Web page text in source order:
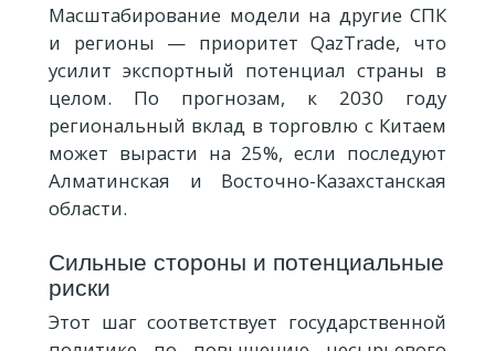
Масштабирование модели на другие СПК
и регионы — приоритет QazTrade, что
усилит экспортный потенциал страны в
целом. По прогнозам, к 2030 году
региональный вклад в торговлю с Китаем
может вырасти на 25%, если последуют
Алматинская и Восточно-Казахстанская
области.
Сильные стороны и потенциальные
риски
Этот шаг соответствует государственной